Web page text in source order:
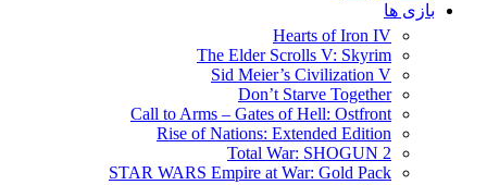
بازی ها
Hearts of Iron IV
The Elder Scrolls V: Skyrim
Sid Meier’s Civilization V
Don’t Starve Together
Call to Arms – Gates of Hell: Ostfront
Rise of Nations: Extended Edition
Total War: SHOGUN 2
STAR WARS Empire at War: Gold Pack